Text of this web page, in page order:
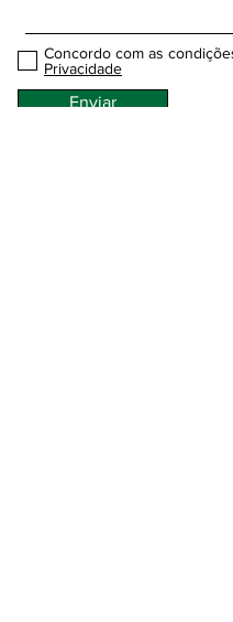
Concordo com as
Privacidade
Enviar